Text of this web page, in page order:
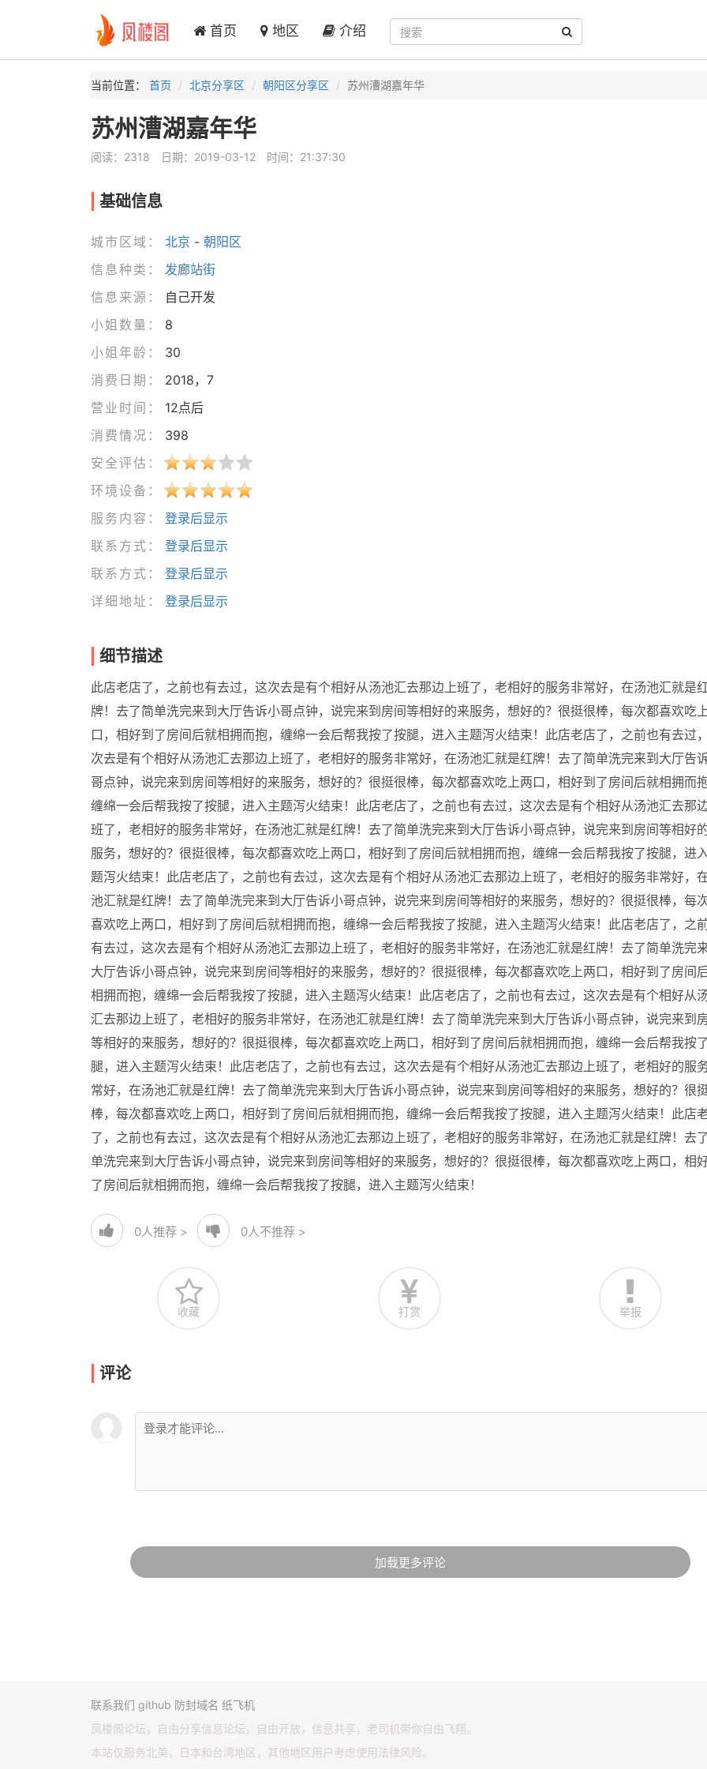
首页 地区 介绍
当前位置： 首页 北京分享区 朝阳区分享区 苏州漕湖嘉年华
苏州漕湖嘉年华
阅读：2318 日期：2019-03-12 时间：21:37:30
基础信息
城市区域： 北京 - 朝阳区
信息种类：
发廊站街
信息来源：
自己开发
小姐数量：
8
小姐年龄：
30
消费日期：
2018，7
营业时间：
12点后
消费情况：
398
安全评估：
环境设备：
服务内容：
登录后显示
联系方式：
登录后显示
联系方式：
登录后显示
详细地址：
登录后显示
细节描述
此店老店了，之前也有去过，这次去是有个相好从汤池汇去那边上班了，老相好的服务非常好，在汤池汇就是
牌！去了简单洗完来到大厅告诉小哥点钟，说完来到房间等相好的来服务，想好的？很挺很棒，每次都喜欢吃
口，相好到了房间后就相拥而抱，缠绵一会后帮我按了按腿，进入主题泻火结束！此店老店了，之前也有去过
次去是有个相好从汤池汇去那边上班了，老相好的服务非常好，在汤池汇就是红牌！去了简单洗完来到大厅告
哥点钟，说完来到房间等相好的来服务，想好的？很挺很棒，每次都喜欢吃上两口，相好到了房间后就相拥而抱
缠绵一会后帮我按了按腿，进入主题泻火结束！此店老店了，之前也有去过，这次去是有个相好从汤池汇去那
班了，老相好的服务非常好，在汤池汇就是红牌！去了简单洗完来到大厅告诉小哥点钟，说完来到房间等相好
服务，想好的？很挺很棒，每次都喜欢吃上两口，相好到了房间后就相拥而抱，缠绵一会后帮我按了按腿，进
题泻火结束！此店老店了，之前也有去过，这次去是有个相好从汤池汇去那边上班了，老相好的服务非常好，
池汇就是红牌！去了简单洗完来到大厅告诉小哥点钟，说完来到房间等相好的来服务，想好的？很挺很棒，每
喜欢吃上两口，相好到了房间后就相拥而抱，缠绵一会后帮我按了按腿，进入主题泻火结束！此店老店了，之
有去过，这次去是有个相好从汤池汇去那边上班了，老相好的服务非常好，在汤池汇就是红牌！去了简单洗完
大厅告诉小哥点钟，说完来到房间等相好的来服务，想好的？很挺很棒，每次都喜欢吃上两口，相好到了房间
相拥而抱，缠绵一会后帮我按了按腿，进入主题泻火结束！此店老店了，之前也有去过，这次去是有个相好从
汇去那边上班了，老相好的服务非常好，在汤池汇就是红牌！去了简单洗完来到大厅告诉小哥点钟，说完来到
等相好的来服务，想好的？很挺很棒，每次都喜欢吃上两口，相好到了房间后就相拥而抱，缠绵一会后帮我按
腿，进入主题泻火结束！此店老店了，之前也有去过，这次去是有个相好从汤池汇去那边上班了，老相好的服
常好，在汤池汇就是红牌！去了简单洗完来到大厅告诉小哥点钟，说完来到房间等相好的来服务，想好的？很
棒，每次都喜欢吃上两口，相好到了房间后就相拥而抱，缠绵一会后帮我按了按腿，进入主题泻火结束！此店
了，之前也有去过，这次去是有个相好从汤池汇去那边上班了，老相好的服务非常好，在汤池汇就是红牌！去
单洗完来到大厅告诉小哥点钟，说完来到房间等相好的来服务，想好的？很挺很棒，每次都喜欢吃上两口，相
了房间后就相拥而抱，缠绵一会后帮我按了按腿，进入主题泻火结束！
0人推荐 > 0人不推荐 >
收藏 打赏 举报
评论
加载更多评论
联系我们 github 防封域名 纸飞机
凤楼阁论坛，自由分享信息论坛，自由开放，信息共享，老司机带你自由飞翔。
本站仅服务北美，日本和台湾地区，其他地区用户考虑使用法律风险。